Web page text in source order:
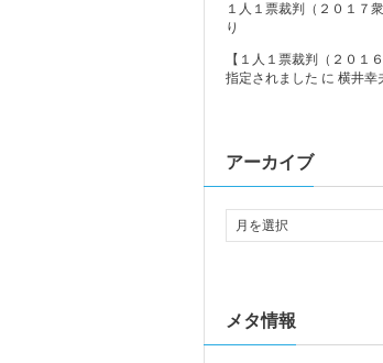
１人１票裁判（２０１７
り
【１人１票裁判（２０１
指定されました に 横井幸
アーカイブ
メタ情報